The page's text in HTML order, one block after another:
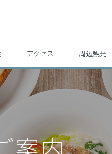
アクセス 周辺観光
案内